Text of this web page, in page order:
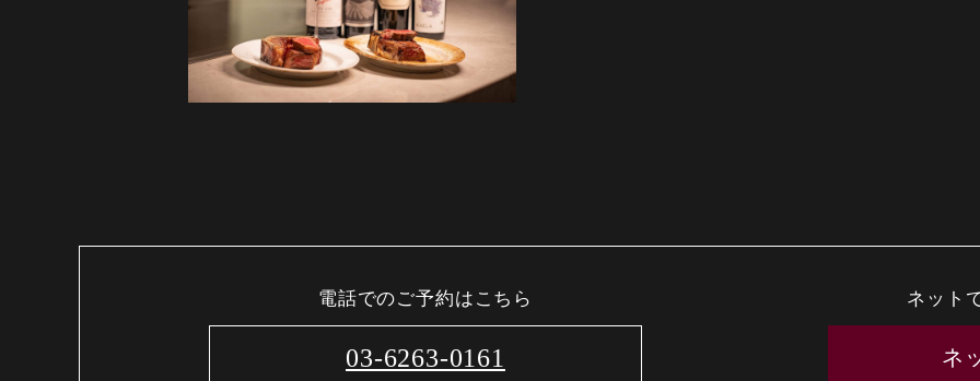
電話でのご予約はこちら
03-6263-0161
ネット
ネ